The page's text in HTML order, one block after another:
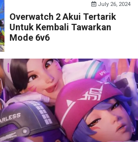
July 26, 2024
Overwatch 2 Akui Tertarik
Untuk Kembali Tawarkan
Mode 6v6